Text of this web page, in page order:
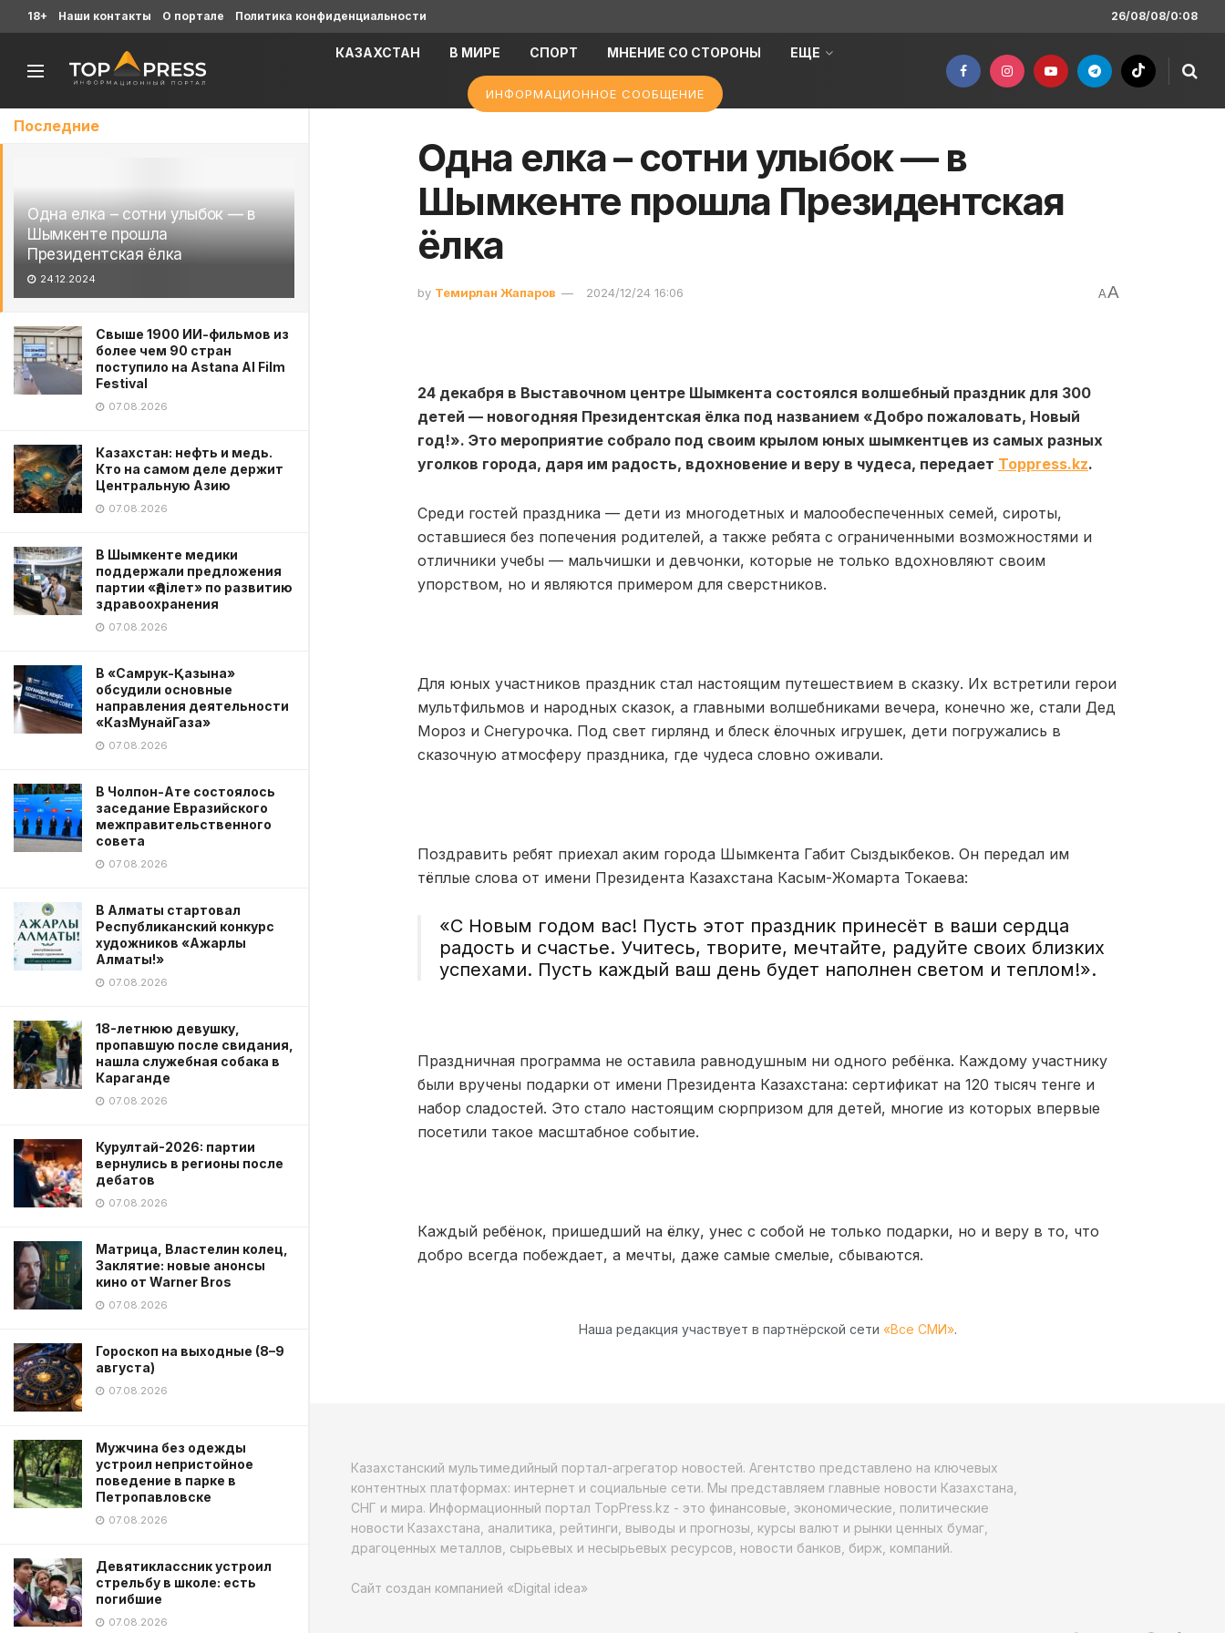
Последние
Одна елка – сотни улыбок — в
Шымкенте прошла
Президентская ёлка
24.12.2024
Свыше 1900 ИИ-фильмов из
более чем 90 стран
поступило на Astana AI Film
Festival
07.08.2026
Казахстан: нефть и медь.
Кто на самом деле держит
Центральную Азию
07.08.2026
В Шымкенте медики
поддержали предложения
партии «Әділет» по развитию
здравоохранения
07.08.2026
В «Самрук-Қазына»
обсудили основные
направления деятельности
«КазМунайГаза»
07.08.2026
В Чолпон-Ате состоялось
заседание Евразийского
межправительственного
совета
07.08.2026
В Алматы стартовал
Республиканский конкурс
художников «Ажарлы
Алматы!»
07.08.2026
18-летнюю девушку,
пропавшую после свидания,
нашла служебная собака в
Караганде
07.08.2026
Курултай-2026: партии
вернулись в регионы после
дебатов
07.08.2026
Матрица, Властелин колец,
Заклятие: новые анонсы
кино от Warner Bros
07.08.2026
Гороскоп на выходные (8–9
августа)
07.08.2026
Мужчина без одежды
устроил непристойное
поведение в парке в
Петропавловске
07.08.2026
Девятиклассник устроил
стрельбу в школе: есть
погибшие
07.08.2026
18+ Наши контакты О портале Политика конфиденциальности 26/08/08/0:08
КАЗАХСТАН В МИРЕ СПОРТ МНЕНИЕ СО СТОРОНЫ ЕЩЕ
ИНФОРМАЦИОННОЕ СООБЩЕНИЕ
Одна елка – сотни улыбок — в
Шымкенте прошла Президентская
ёлка
by Темирлан Жапаров 2024/12/24 16:06 AA
24 декабря в Выставочном центре Шымкента состоялся волшебный праздник для 300
детей — новогодняя Президентская ёлка под названием «Добро пожаловать, Новый
год!». Это мероприятие собрало под своим крылом юных шымкентцев из самых разных
уголков города, даря им радость, вдохновение и веру в чудеса, передает Toppress.kz.
Среди гостей праздника — дети из многодетных и малообеспеченных семей, сироты,
оставшиеся без попечения родителей, а также ребята с ограниченными возможностями и
отличники учебы — мальчишки и девчонки, которые не только вдохновляют своим
упорством, но и являются примером для сверстников.
Для юных участников праздник стал настоящим путешествием в сказку. Их встретили герои
мультфильмов и народных сказок, а главными волшебниками вечера, конечно же, стали Дед
Мороз и Снегурочка. Под свет гирлянд и блеск ёлочных игрушек, дети погружались в
сказочную атмосферу праздника, где чудеса словно оживали.
Поздравить ребят приехал аким города Шымкента Габит Сыздыкбеков. Он передал им
тёплые слова от имени Президента Казахстана Касым-Жомарта Токаева:
«С Новым годом вас! Пусть этот праздник принесёт в ваши сердца
радость и счастье. Учитесь, творите, мечтайте, радуйте своих близких
успехами. Пусть каждый ваш день будет наполнен светом и теплом!».
Праздничная программа не оставила равнодушным ни одного ребёнка. Каждому участнику
были вручены подарки от имени Президента Казахстана: сертификат на 120 тысяч тенге и
набор сладостей. Это стало настоящим сюрпризом для детей, многие из которых впервые
посетили такое масштабное событие.
Каждый ребёнок, пришедший на ёлку, унес с собой не только подарки, но и веру в то, что
добро всегда побеждает, а мечты, даже самые смелые, сбываются.
Наша редакция участвует в партнёрской сети «Все СМИ».
Казахстанский мультимедийный портал-агрегатор новостей. Агентство представлено на ключевых
контентных платформах: интернет и социальные сети. Мы представляем главные новости Казахстана,
СНГ и мира. Информационный портал TopPress.kz - это финансовые, экономические, политические
новости Казахстана, аналитика, рейтинги, выводы и прогнозы, курсы валют и рынки ценных бумаг,
драгоценных металлов, сырьевых и несырьевых ресурсов, новости банков, бирж, компаний.
Сайт создан компанией «Digital idea»